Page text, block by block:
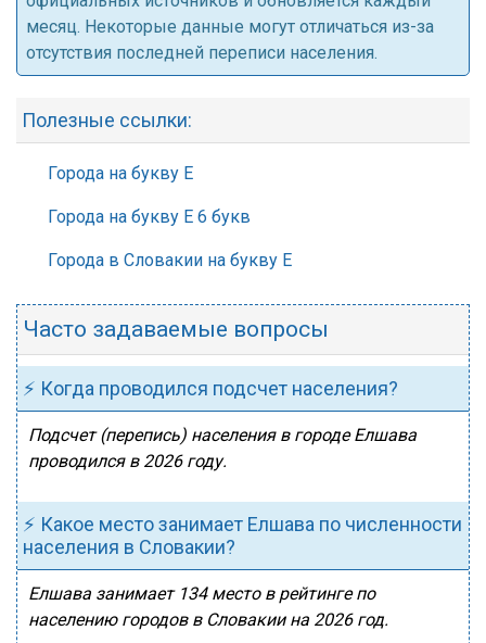
месяц. Некоторые данные могут отличаться из-за
отсутствия последней переписи населения.
Полезные ссылки:
Города на букву Е
Города на букву Е 6 букв
Города в Словакии на букву Е
Часто задаваемые вопросы
⚡ Когда проводился подсчет населения?
Подсчет (перепись) населения в городе Елшава
проводился в 2026 году.
⚡ Какое место занимает Елшава по численности
населения в Словакии?
Елшава занимает 134 место в рейтинге по
населению городов в Словакии на 2026 год.